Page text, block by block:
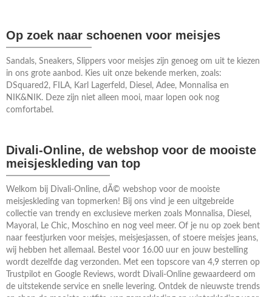
Op zoek naar schoenen voor meisjes
Sandals, Sneakers, Slippers voor meisjes zijn genoeg om uit te kiezen
in ons grote aanbod. Kies uit onze bekende merken, zoals:
DSquared2, FILA, Karl Lagerfeld, Diesel, Adee, Monnalisa en
NIK&NIK. Deze zijn niet alleen mooi, maar lopen ook nog
comfortabel.
Divali-Online, de webshop voor de mooiste
meisjeskleding van top
Welkom bij Divali-Online, dÃ© webshop voor de mooiste
meisjeskleding van topmerken! Bij ons vind je een uitgebreide
collectie van trendy en exclusieve merken zoals Monnalisa, Diesel,
Mayoral, Le Chic, Moschino en nog veel meer. Of je nu op zoek bent
naar feestjurken voor meisjes, meisjesjassen, of stoere meisjes jeans,
wij hebben het allemaal. Bestel voor 16.00 uur en jouw bestelling
wordt dezelfde dag verzonden. Met een topscore van 4,9 sterren op
Trustpilot en Google Reviews, wordt Divali-Online gewaardeerd om
de uitstekende service en snelle levering. Ontdek de nieuwste trends